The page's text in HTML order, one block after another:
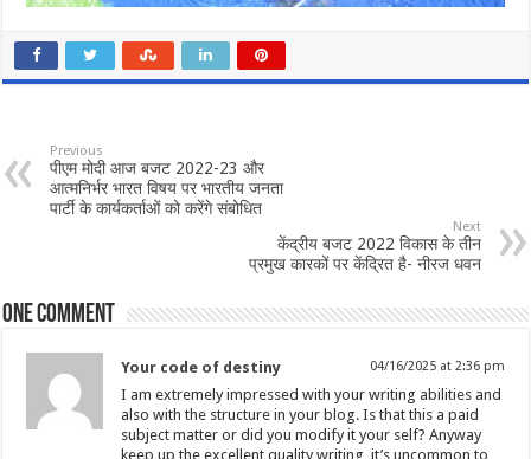
Previous
पीएम मोदी आज बजट 2022-23 और
आत्मनिर्भर भारत विषय पर भारतीय जनता
पार्टी के कार्यकर्ताओं को करेंगे संबोधित
Next
केंद्रीय बजट 2022 विकास के तीन
प्रमुख कारकों पर केंद्रित है- नीरज धवन
One comment
Your code of destiny 04/16/2025 at 2:36 pm
I am extremely impressed with your writing abilities and
also with the structure in your blog. Is that this a paid
subject matter or did you modify it your self? Anyway
keep up the excellent quality writing, it’s uncommon to